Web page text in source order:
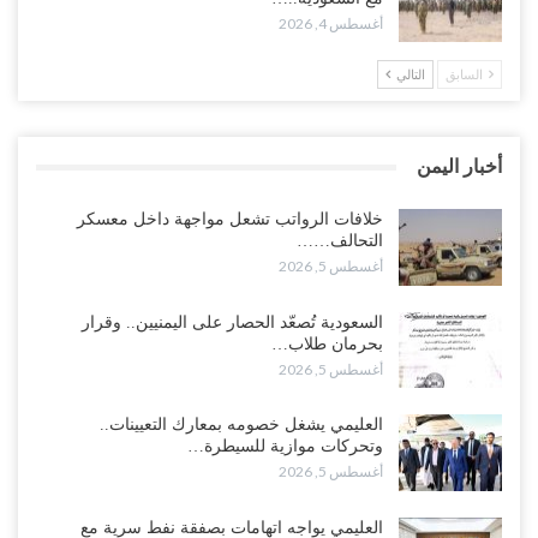
أغسطس 4, 2026
مدير مكتب العليمي يقدم استقالته.. والخلافات تعصف بالرئاسي وصراع
بالتهريب وعينه على المحافظ..!
أغسطس 4, 2026
تعيد تحشيد قواتها في أهم سواحل اليمن على البحر…
أغسطس 4, 2026
“الضالع“| حملة اجتثاث سعودية لأذرع الزبيدي من معقله الأبرز..!
أغسطس 4, 2026
“مقالات“| عِنْدَما يَغِيب الأَقربون.. وَتَضِيق بِلَاد الله الوَاسِعَة.. تَبْقَى صَنْعَاء
هِيَ الحِضْنُ الدَّافِئُ…
أغسطس 4, 2026
السابق التالي
أخبار اليمن
خلافات الرواتب تشعل مواجهة داخل معسكر
التحالف……
أغسطس 5, 2026
السعودية تُصعّد الحصار على اليمنيين.. وقرار
بحرمان طلاب…
أغسطس 5, 2026
العليمي يشغل خصومه بمعارك التعيينات..
وتحركات موازية للسيطرة…
أغسطس 5, 2026
العليمي يواجه اتهامات بصفقة نفط سرية مع